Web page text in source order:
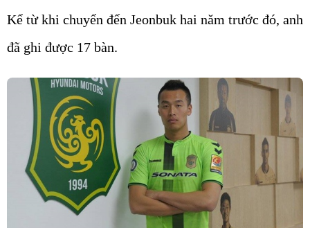
Kể từ khi chuyển đến Jeonbuk hai năm trước đó, anh
đã ghi được 17 bàn.